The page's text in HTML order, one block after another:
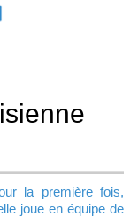
la première fois,
joue en équipe de